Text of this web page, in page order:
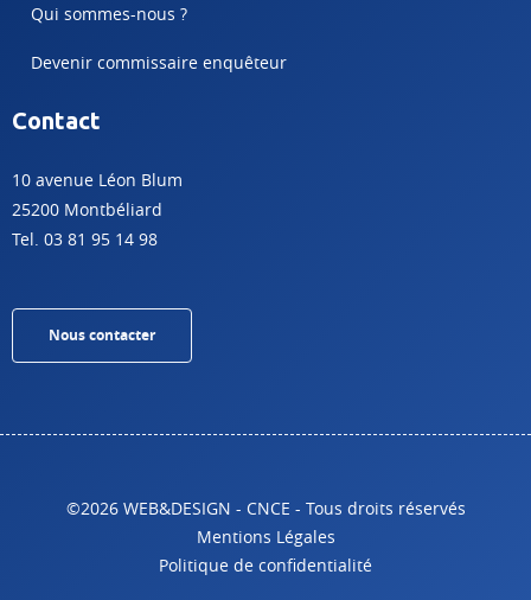
Qui sommes-nous ?
Devenir commissaire enquêteur
Contact
10 avenue Léon Blum
25200 Montbéliard
Tel. 03 81 95 14 98
Nous contacter
©2026 WEB&DESIGN - CNCE - Tous droits réservés
Mentions Légales
Politique de confidentialité